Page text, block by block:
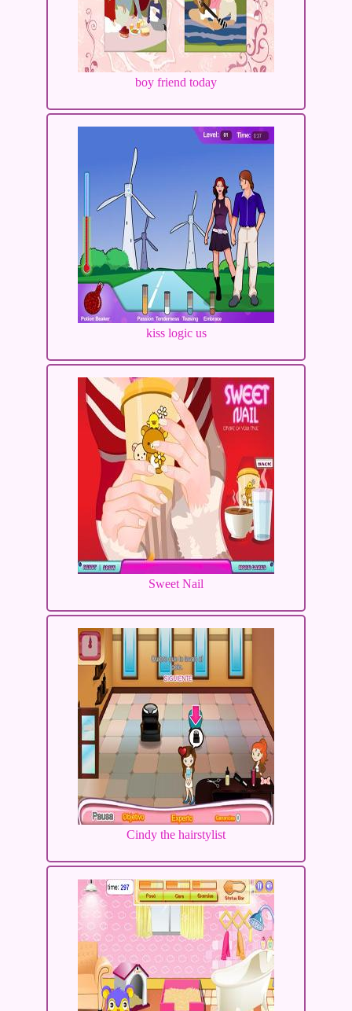
boy friend today
kiss logic us
Sweet Nail
Cindy the hairstylist